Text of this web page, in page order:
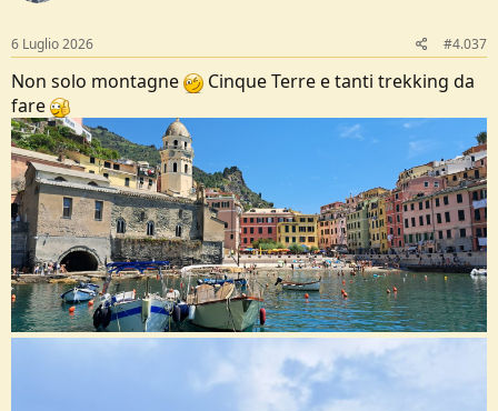
s
:
6 Luglio 2026 #4.037
Non solo montagne
Cinque Terre e tanti trekking da
fare